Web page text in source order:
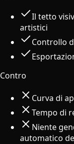
Il tetto
artistici
Controllo
Contro
Curva di
Tempo di
Niente
automatico